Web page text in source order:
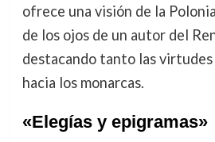
ofrece una visión de la
de los ojos de un autor del
destacando tanto las
hacia los monarcas.
«Elegías y epigramas»